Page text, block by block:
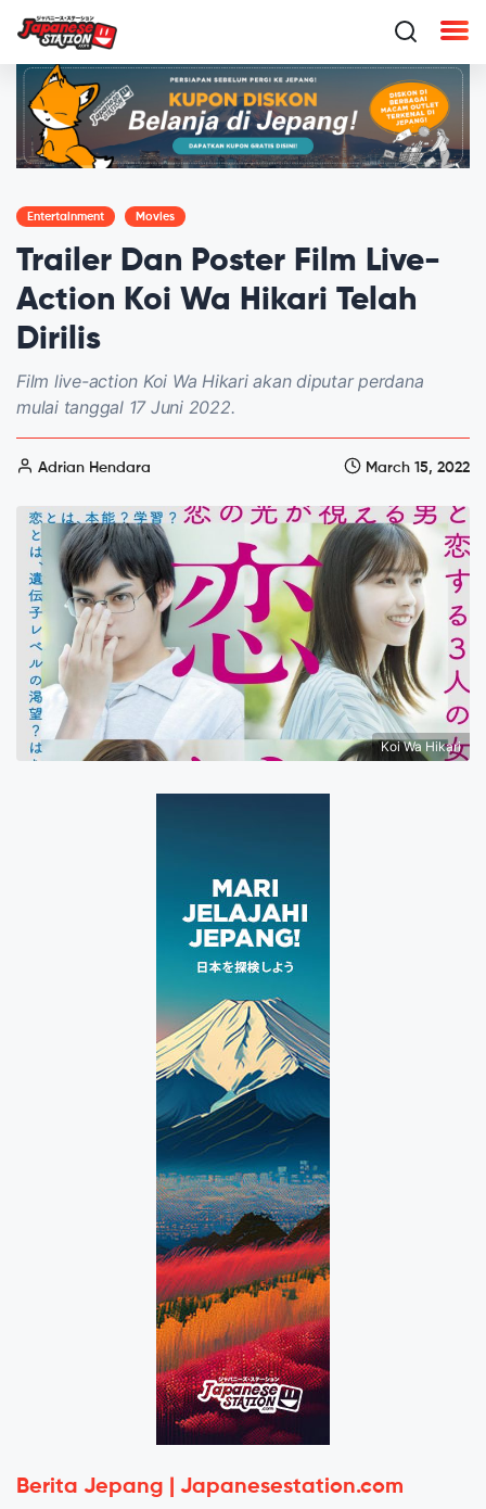
Entertainment Movies
Trailer Dan Poster Film Live-
Action Koi Wa Hikari Telah
Dirilis
Film live-action Koi Wa Hikari akan diputar perdana
mulai tanggal 17 Juni 2022.
Adrian Hendara March 15, 2022
Koi Wa Hikari
Berita Jepang | Japanesestation.com